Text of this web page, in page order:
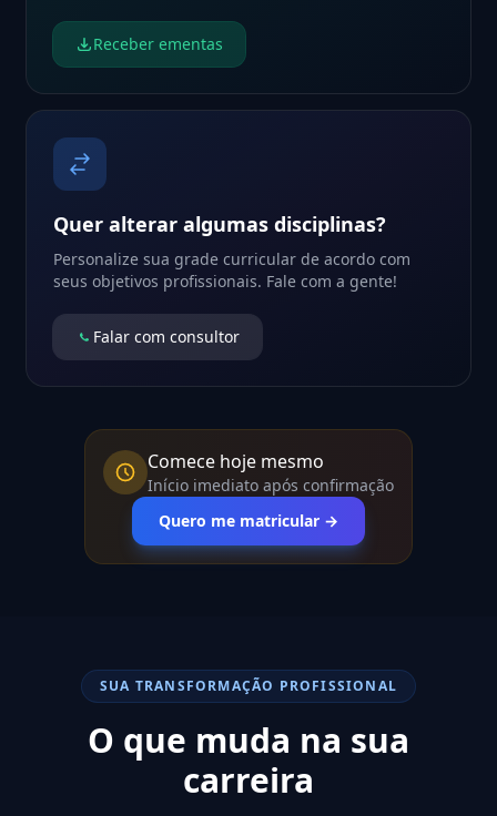
Receber ementas
Quer alterar algumas disciplinas?
Personalize sua grade curricular de acordo com
seus objetivos profissionais. Fale com a gente!
Falar com consultor
Comece hoje mesmo
Início imediato após confirmação
Quero me matricular →
SUA TRANSFORMAÇÃO PROFISSIONAL
O que muda na sua
carreira